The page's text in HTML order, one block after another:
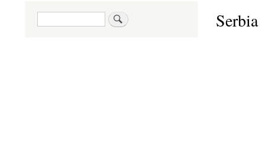
Serbia
Paieška